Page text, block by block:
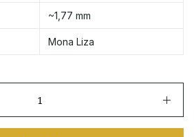
~1,77 mm
Mona Liza